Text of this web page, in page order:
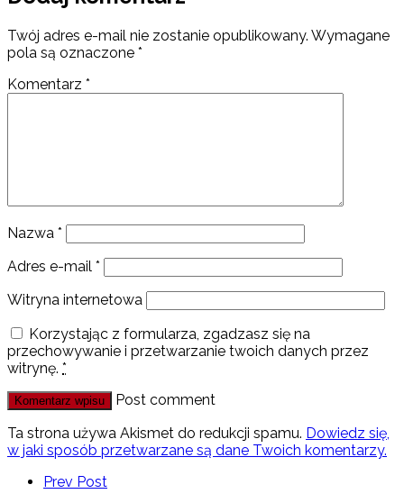
Twój adres e-mail nie zostanie opublikowany. Wymagane
pola są oznaczone *
Komentarz *
Nazwa *
Adres e-mail *
Witryna internetowa
Korzystając z formularza, zgadzasz się na
przechowywanie i przetwarzanie twoich danych przez
witrynę. *
Post comment
Ta strona używa Akismet do redukcji spamu. Dowiedz się,
w jaki sposób przetwarzane są dane Twoich komentarzy.
Prev Post